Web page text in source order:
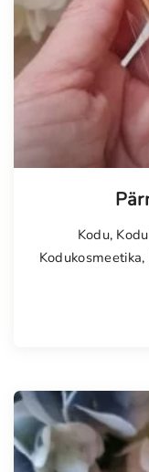
Kodu,
Kodukosmeetika,